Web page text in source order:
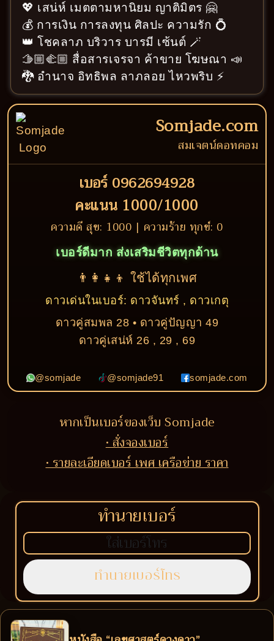
💖 เสน่ห์ เมตตามหานิยม ญาติมิตร 🤗
💰 การเงิน การลงทุน ศิลปะ ความรัก 💍
👑 โชคลาภ บริวาร บารมี เซ้นต์ 🪄
🫱🏼‍🫲🏼 สื่อสารเจรจา ค้าขาย โฆษณา 📣
🐉 อำนาจ อิทธิพล ลาภลอย ไหวพริบ ⚡
Somjade.com
สมเจตน์ดอทคอม
เบอร์ 0962694928
คะแนน 1000/1000
ความดี สุข: 1000 | ความร้าย ทุกข์: 0
เบอร์ดีมาก ส่งเสริมชีวิตทุกด้าน
👨‍👩‍👧‍👦 ใช้ได้ทุกเพศ
ดาวเด่นในเบอร์: ดาวจันทร์ , ดาวเกตุ
ดาวคู่สมพล 28 • ดาวคู่ปัญญา 49
ดาวคู่เสน่ห์ 26 , 29 , 69
@somjade @somjade91 somjade.com
หากเป็นเบอร์ของเว็บ Somjade
• สั่งจองเบอร์
• รายละเอียดเบอร์ เพศ เครือข่าย ราคา
ทำนายเบอร์